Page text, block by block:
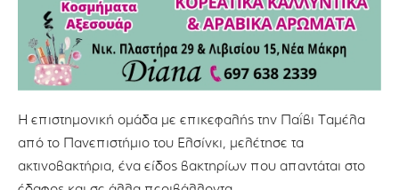
Η επιστημονική ομάδα με επικεφαλής την Παΐβι Ταμέλα
από το Πανεπιστήμιο του Ελσίνκι, μελέτησε τα
ακτινοβακτήρια, ένα είδος βακτηρίων που απαντάται στο